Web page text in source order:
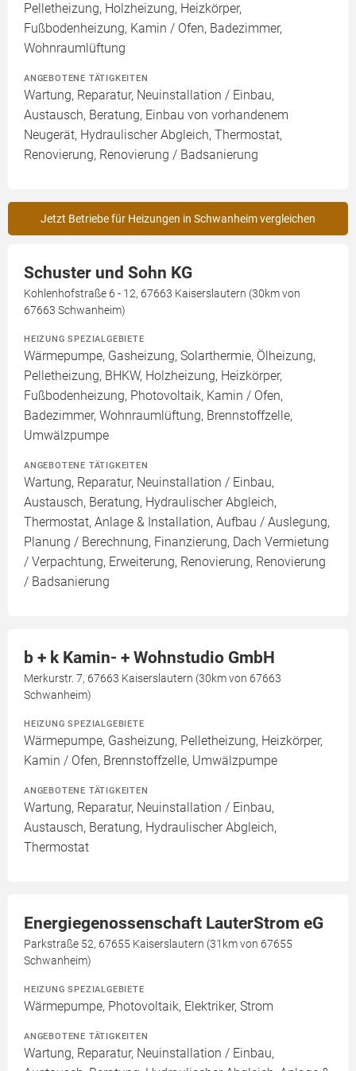
Pelletheizung, Holzheizung, Heizkörper,
Fußbodenheizung, Kamin / Ofen, Badezimmer,
Wohnraumlüftung
ANGEBOTENE TÄTIGKEITEN
Wartung, Reparatur, Neuinstallation / Einbau,
Austausch, Beratung, Einbau von vorhandenem
Neugerät, Hydraulischer Abgleich, Thermostat,
Renovierung, Renovierung / Badsanierung
Jetzt Betriebe für Heizungen in Schwanheim vergleichen
Schuster und Sohn KG
Kohlenhofstraße 6 - 12, 67663 Kaiserslautern (30km von
67663 Schwanheim)
HEIZUNG SPEZIALGEBIETE
Wärmepumpe, Gasheizung, Solarthermie, Ölheizung,
Pelletheizung, BHKW, Holzheizung, Heizkörper,
Fußbodenheizung, Photovoltaik, Kamin / Ofen,
Badezimmer, Wohnraumlüftung, Brennstoffzelle,
Umwälzpumpe
ANGEBOTENE TÄTIGKEITEN
Wartung, Reparatur, Neuinstallation / Einbau,
Austausch, Beratung, Hydraulischer Abgleich,
Thermostat, Anlage & Installation, Aufbau / Auslegung,
Planung / Berechnung, Finanzierung, Dach Vermietung
/ Verpachtung, Erweiterung, Renovierung, Renovierung
/ Badsanierung
b + k Kamin- + Wohnstudio GmbH
Merkurstr. 7, 67663 Kaiserslautern (30km von 67663
Schwanheim)
HEIZUNG SPEZIALGEBIETE
Wärmepumpe, Gasheizung, Pelletheizung, Heizkörper,
Kamin / Ofen, Brennstoffzelle, Umwälzpumpe
ANGEBOTENE TÄTIGKEITEN
Wartung, Reparatur, Neuinstallation / Einbau,
Austausch, Beratung, Hydraulischer Abgleich,
Thermostat
Energiegenossenschaft LauterStrom eG
Parkstraße 52, 67655 Kaiserslautern (31km von 67655
Schwanheim)
HEIZUNG SPEZIALGEBIETE
Wärmepumpe, Photovoltaik, Elektriker, Strom
ANGEBOTENE TÄTIGKEITEN
Wartung, Reparatur, Neuinstallation / Einbau,